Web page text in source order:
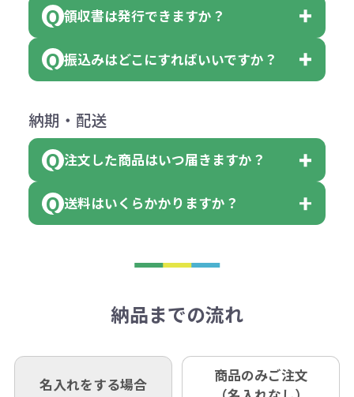
【色指定の仕方】
数量を入力の欄で、ご希望の本体色
に必要な個数を入力ください。
※10個単位など購入できる単位が決
はまらない数を入力すると、アラー
アラートに従って数を調整してくだ
または返金にて対応させていただき
ます。
その際不良品については送料着払い
ください。
（商品の状態により、対応が変わる
※不良商品をご返却いただけない場
います。あらかじめご了承くださ
※不良商品は商品到着後7営業日以
お問合せ先
（印刷代））×枚数+製版代
（提供価格（商品代）+名入れ費用
×色数
※例えば2色印刷の場合には、名入
れ費用が2倍、製版代が2倍必要で
す。
相談下さい。
なお、印刷代はボリュームディスカ
同じ版で多くの数量を印刷すると、1
会員様はマイページより各種帳票の
ダウンロードが可能です。
詳しくはこちらはご確認ください。
領収書のダウンロード
領収書は発行できますか？
会員様はマイページより各種帳票の
詳しくはこちらはご確認ください。
振込みはどこにすればいいですか？
下記口座にお願いします。
■三菱UFJ銀行
小田井支店（おたいしてん）
■ゆうちょ銀行（振替口座）
口座名 株式会社モノベーション
※振り込み手数料はお客さま負担と
納期・配送
注文した商品はいつ届きますか？
既製品の場合、ご入金確認後3営業
ご入金確認後約3週間となります。
定しているものもあります。
あれば、午前中までにご注文とご入
送料はいくらかかりますか？
き別途申し受けます。
も複数ヶ所への納品の場合、別途送
料頂戴する場合がございます。
納品までの流れ
名入れをする場合
商品のみご注文